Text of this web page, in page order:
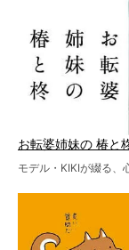
お転婆姉妹の 椿と
モデル・KIKIが綴る、